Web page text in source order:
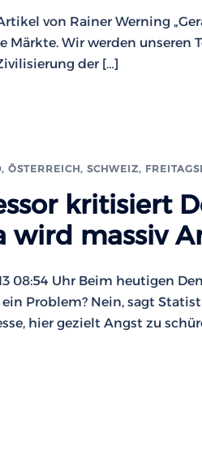
von Rainer Werning
Märkte. Wir werden unseren
der […]
ÖSTERREICH, SCHWEIZ,
kritisiert
wird massiv
08:54 Uhr Beim heutigen
Problem? Nein, sagt
hier gezielt Angst zu